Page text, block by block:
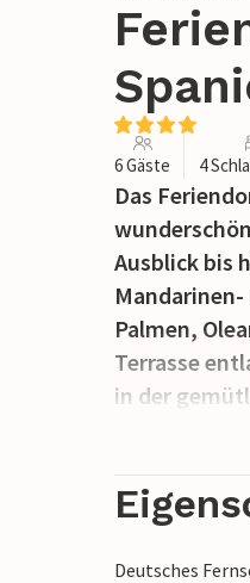
6 Gäste 4
Das
Ausblick bis
Palmen,
Terrasse
in der
weitere,
unter
erfrischen?
Deutsches